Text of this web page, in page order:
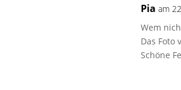
Pia am
Wem
Das Foto
Schöne